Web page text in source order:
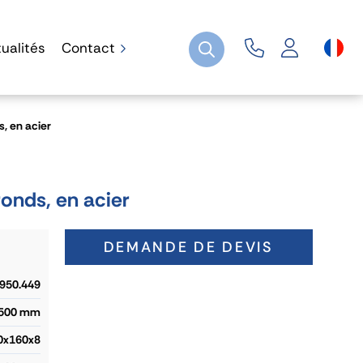
Contact
en acier
en acier
mm
DEMANDE DE DEVIS